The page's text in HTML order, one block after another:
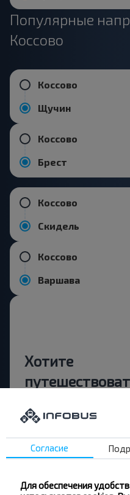
Популярные
Коссово
Коссово
Щучин
Коссово
Брест
Коссово
Скидель
Коссово
Варшава
Хотите
другие интересные
Подпишись на
Согласие
Для обеспечения